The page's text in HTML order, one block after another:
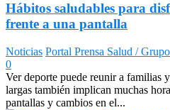
Hábitos saludables para
frente a una pantalla
Noticias Portal Prensa Salud /
0
Ver deporte puede reunir a familias
largas también implican muchas
pantallas y cambios en el...